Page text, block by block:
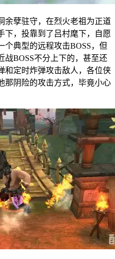
余孽驻守，在烈火老祖为正道
下，投靠到了吕村麾下，自愿
个典型的远程攻击BOSS，但
战BOSS不分上下的，甚至还
和定时炸弹攻击敌人，各位侠
那阴险的攻击方式，毕竟小心